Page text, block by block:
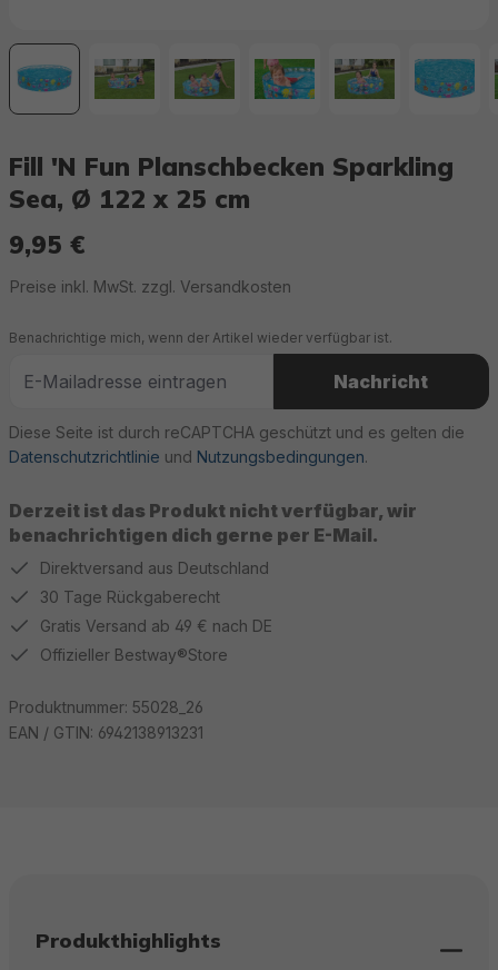
Fill 'N Fun Planschbecken Sparkling
Sea, Ø 122 x 25 cm
9,95 €
Preise inkl. MwSt. zzgl. Versandkosten
Derzeit ist das Produkt nicht verfügbar, wir
benachrichtigen dich gerne per E-Mail.
Benachrichtige mich, wenn der Artikel wieder verfügbar ist.
Nachricht
Diese Seite ist durch reCAPTCHA geschützt und es gelten die
Datenschutzrichtlinie und Nutzungsbedingungen.
Direktversand aus Deutschland
30 Tage Rückgaberecht
Gratis Versand ab 49 € nach DE
Offizieller Bestway®Store
Produktnummer: 55028_26
EAN / GTIN: 6942138913231
Produkthighlights